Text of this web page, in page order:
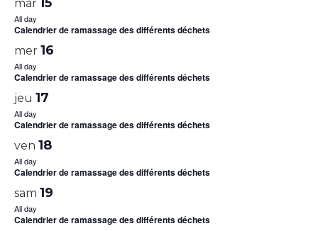
mar
All day
Calendrier de ramassage des différents déchets
mer 16
All day
Calendrier de ramassage des différents déchets
jeu 17
All day
Calendrier de ramassage des différents déchets
ven 18
All day
Calendrier de ramassage des différents déchets
sam 19
All day
Calendrier de ramassage des différents déchets